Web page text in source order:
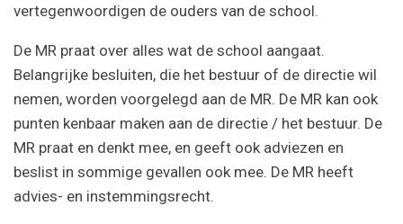
vertegenwoordigen de ouders van de school.
De MR praat over alles wat de school aangaat.
Belangrijke besluiten, die het bestuur of de directie wil
nemen, worden voorgelegd aan de MR. De MR kan ook
punten kenbaar maken aan de directie / het bestuur. De
MR praat en denkt mee, en geeft ook adviezen en
beslist in sommige gevallen ook mee. De MR heeft
advies- en instemmingsrecht.